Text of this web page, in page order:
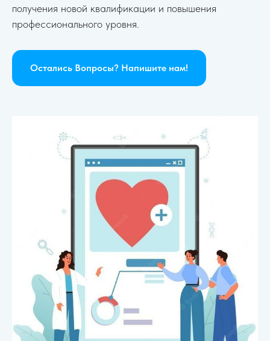
получения новой квалификации и повышения
профессионального уровня.
Остались Вопросы? Напишите нам!